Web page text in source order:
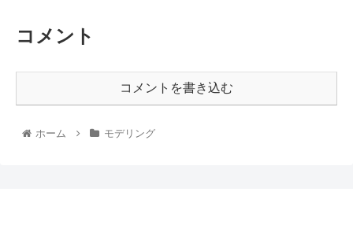
コメント
コメントを書き込む
ホーム モデリング